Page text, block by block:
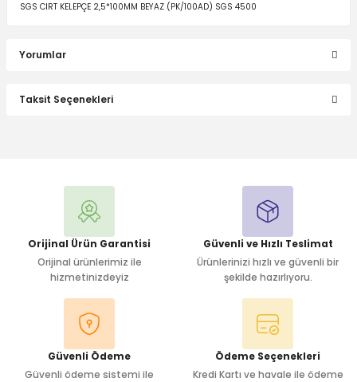
SGS CIRT KELEPÇE 2,5*100MM BEYAZ (PK/100AD) SGS 4500
Yorumlar
Taksit Seçenekleri
Orijinal Ürün Garantisi
Orijinal ürünlerimiz ile
hizmetinizdeyiz
Güvenli ve Hızlı Teslimat
Ürünlerinizi hızlı ve güvenli bir
şekilde hazırlıyoru.
Güvenli Ödeme
Güvenli ödeme sistemi ile
Ödeme Seçenekleri
Kredi Kartı ve havale ile ödeme